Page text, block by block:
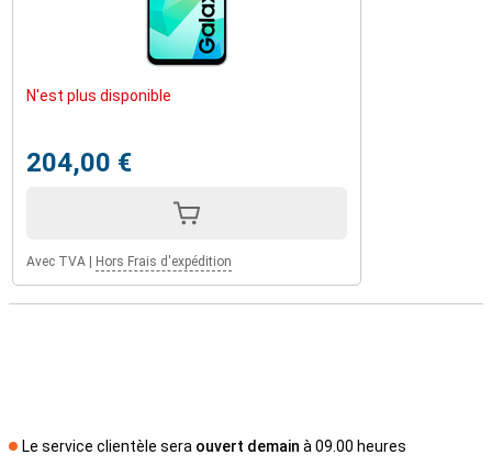
N'est plus disponible
204,00 €
Avec TVA Hors Frais d'expédition
Le service clientèle sera ouvert demain à 09.00 heures